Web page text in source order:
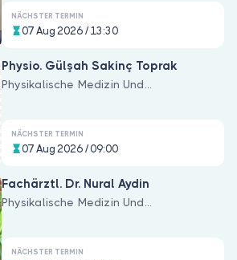
NÄCHSTER TERMIN
07 Aug 2026 / 13:30
Physio. Gülşah Sakinç Toprak
Physikalische Medizin Und
NÄCHSTER TERMIN
07 Aug 2026 / 09:00
Fachärztl. Dr. Nural Aydin
Physikalische Medizin Und
NÄCHSTER TERMIN